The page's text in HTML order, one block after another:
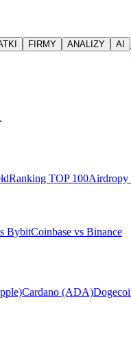
FIRMY ANALIZY AI
Ranking TOP 100Airdropy
BybitCoinbase vs Binance
Cardano (ADA)